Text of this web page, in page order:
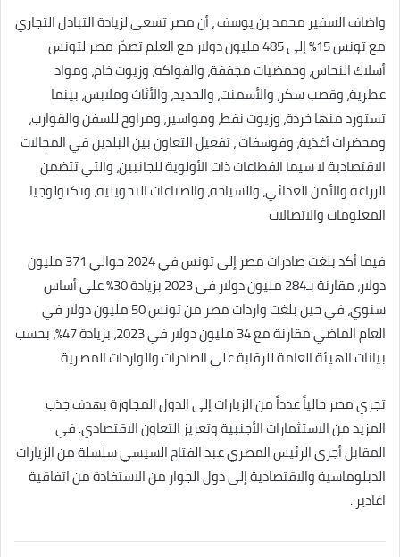
واضاف السفير محمد بن يوسف ، أن مصر تسعى لزيادة التبادل التجاري
مع تونس 15% إلى 485 مليون دولار مع العلم تصدّر مصر لتونس
أسلاك النحاس، وحمضيات مجففة، والفواكه، وزيوت خام، ومواد
عطرية، وقصب سكر، والأسمنت، والحديد، والأثاث وملابس، بينما
تستورد منها خردة، وزيوت نفط، ومواسير، ومراوح للسفن والقوارب،
ومحضرات أغذية، وفوسفات ، تفعيل التعاون بين البلدين في المجالات
الاقتصادية لا سيما القطاعات ذات الأولوية للجانبين، والتي تتضمن
الزراعة والأمن الغذائي، والسياحة، والصناعات التحويلية، وتكنولوجيا
المعلومات والاتصالات
فيما أكد بلغت صادرات مصر إلى تونس في 2024 حوالي 371 مليون
دولار، مقارنة بـ284 مليون دولار في 2023 بزيادة 30% على أساس
سنوي، في حين بلغت واردات مصر من تونس 50 مليون دولار في
العام الماضي مقارنة مع 34 مليون دولار في 2023، بزيادة 47%، بحسب
بيانات الهيئة العامة للرقابة على الصادرات والواردات المصرية
تجري مصر حالياً عدداً من الزيارات إلى الدول المجاورة بهدف جذب
المزيد من الاستثمارات الأجنبية وتعزيز التعاون الاقتصادي. في
المقابل أجرى الرئيس المصري عبد الفتاح السيسي سلسلة من الزيارات
الدبلوماسية والاقتصادية إلى دول الجوار من الاستفادة من اتفاقية
اغادير .